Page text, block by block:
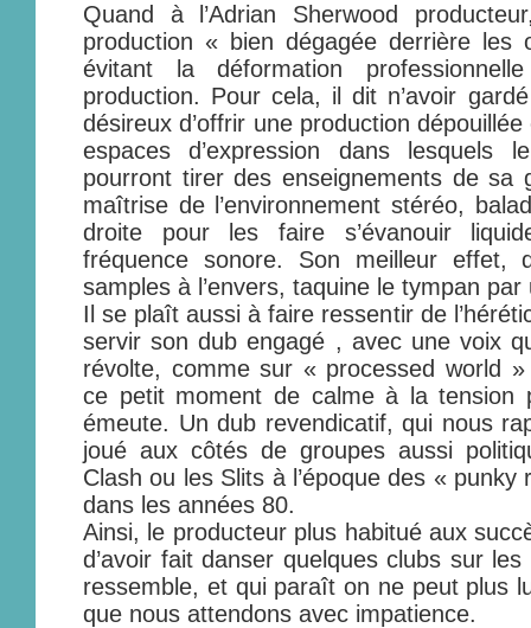
Quand à l’Adrian Sherwood
production « bien dégagée derrière les
évitant la déformation
production. Pour cela, il dit n’avoir
désireux d’offrir une production
espaces d’expression dans lesquels
pourront tirer des enseignements de sa
maîtrise de l’environnement stéréo,
droite pour les faire s’évanouir
fréquence sonore. Son meilleur effet,
samples à l’envers, taquine le tympan
Il se plaît aussi à faire ressentir de
servir son dub engagé , avec une voix
révolte, comme sur « processed world
ce petit moment de calme à la tension
émeute. Un dub revendicatif, qui nous
joué aux côtés de groupes aussi
Clash ou les Slits à l’époque des « punky
dans les années 80.
Ainsi, le producteur plus habitué aux
d’avoir fait danser quelques clubs sur
ressemble, et qui paraît on ne peut plus
que nous attendons avec impatience.